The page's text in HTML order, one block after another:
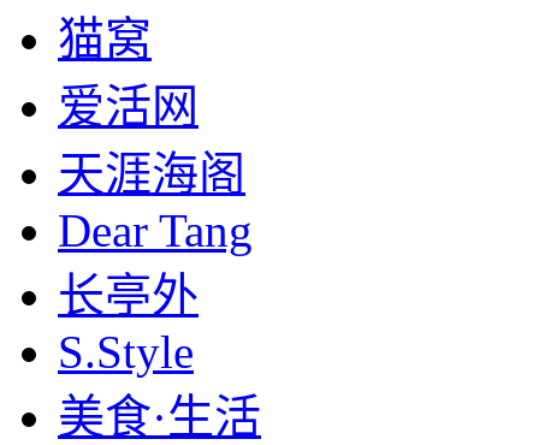
猫窝
爱活网
天涯海阁
Dear Tang
长亭外
S.Style
美食·生活